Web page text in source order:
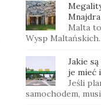
Malta
Wysp
Jakie
je mieć
Jeśli
samochodem,